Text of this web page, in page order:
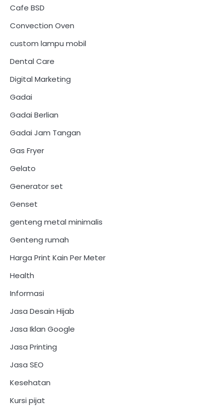
Cafe BSD
Convection Oven
custom lampu mobil
Dental Care
Digital Marketing
Gadai
Gadai Berlian
Gadai Jam Tangan
Gas Fryer
Gelato
Generator set
Genset
genteng metal minimalis
Genteng rumah
Harga Print Kain Per Meter
Health
Informasi
Jasa Desain Hijab
Jasa Iklan Google
Jasa Printing
Jasa SEO
Kesehatan
Kursi pijat